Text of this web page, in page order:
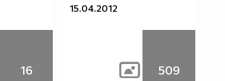
15.04.2012
16 509